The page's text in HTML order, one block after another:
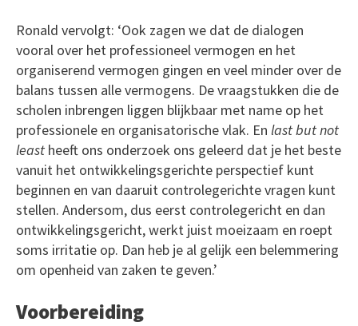
Ronald vervolgt: ‘Ook zagen we dat de dialogen
vooral over het professioneel vermogen en het
organiserend vermogen gingen en veel minder over de
balans tussen alle vermogens. De vraagstukken die de
scholen inbrengen liggen blijkbaar met name op het
professionele en organisatorische vlak. En last but not
least heeft ons onderzoek ons geleerd dat je het beste
vanuit het ontwikkelingsgerichte perspectief kunt
beginnen en van daaruit controlegerichte vragen kunt
stellen. Andersom, dus eerst controlegericht en dan
ontwikkelingsgericht, werkt juist moeizaam en roept
soms irritatie op. Dan heb je al gelijk een belemmering
om openheid van zaken te geven.’
Voorbereiding